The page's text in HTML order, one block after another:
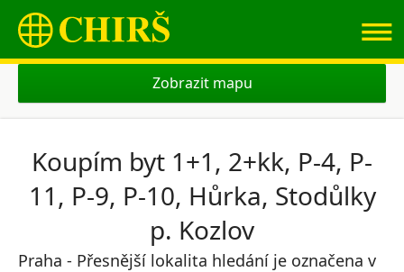
≡
Zobrazit mapu
Koupím byt 1+1, 2+kk, P-4, P-
11, P-9, P-10, Hůrka, Stodůlky
p. Kozlov
Praha - Přesnější lokalita hledání je označena v